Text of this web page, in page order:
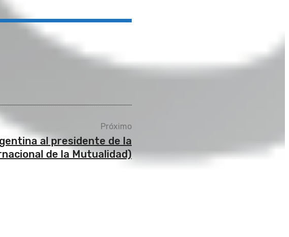
Próximo
al presidente de la
de la Mutualidad)